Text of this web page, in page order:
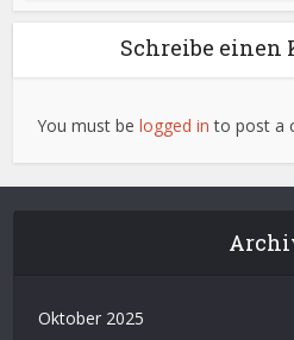
Schreibe einen
You must belogged in to post a
Oktober 2025